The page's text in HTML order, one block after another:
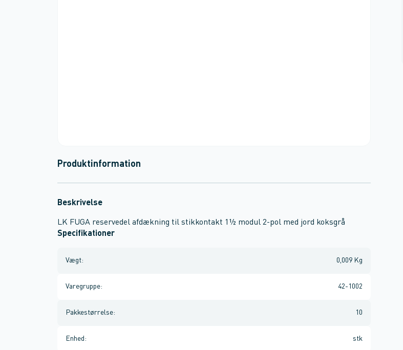
Produktinformation
Beskrivelse
LK FUGA reservedel afdækning til stikkontakt 1½ modul 2-pol med jord koksgrå
Specifikationer
Vægt: 0,009 Kg
Varegruppe: 42-1002
Pakkestørrelse: 10
Enhed : stk